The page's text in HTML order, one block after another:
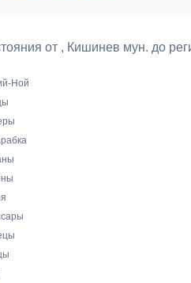
от , Кишинев мун. до
Ной